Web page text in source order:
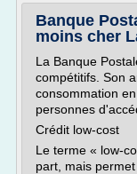
Banque
moins cher
La Banque
compétitifs. Son
consommation
personnes
Crédit low-cost
Le terme « low-
part, mais